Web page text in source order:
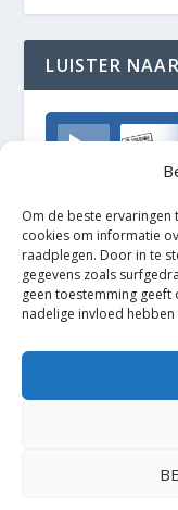
Om de beste
cookies om informatie
raadplegen. Door in te
gegevens zoals
geen toestemming
nadelige invloed
LUISTER